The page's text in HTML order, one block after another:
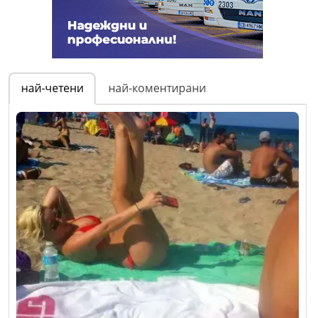
най-четени най-коментирани